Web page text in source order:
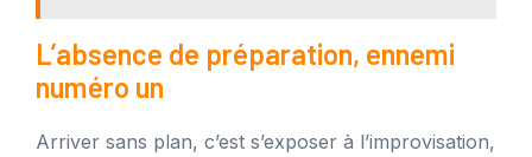
L’absence de préparation, ennemi
numéro un
Arriver sans plan, c’est s’exposer à l’improvisation,